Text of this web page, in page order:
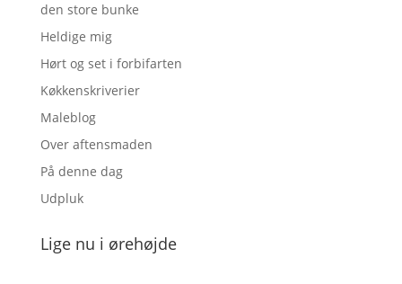
den store bunke
Heldige mig
Hørt og set i forbifarten
Køkkenskriverier
Maleblog
Over aftensmaden
På denne dag
Udpluk
Lige nu i ørehøjde